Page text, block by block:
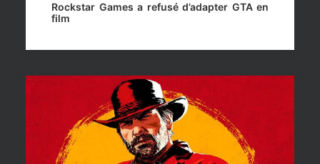
Rockstar Games a refusé d’adapter GTA en
film